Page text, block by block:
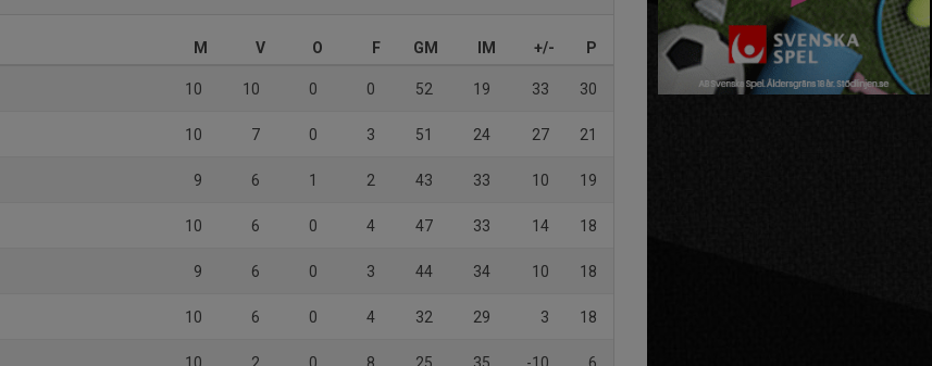
M V O F GM IM +/- P
10 10 0 0 52 19 33 30
10 7 0 3 51 24 27 21
9 6 1 2 43 33 10 19
10 6 0 4 47 33 14 18
9 6 0 3 44 34 10 18
10 6 0 4 32 29 3 18